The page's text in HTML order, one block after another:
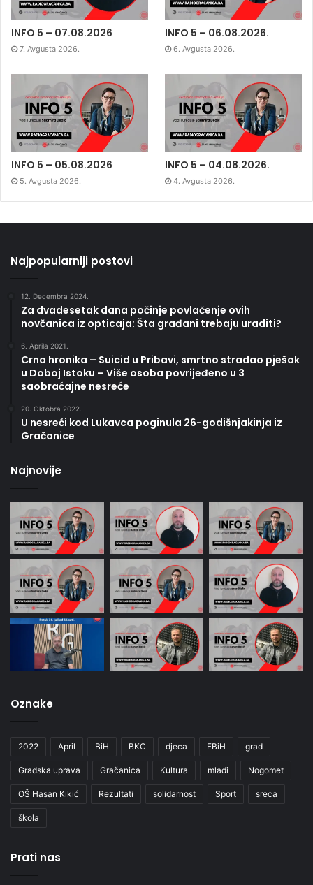
INFO 5 – 07.08.2026
7. Avgusta 2026.
INFO 5 – 06.08.2026.
6. Avgusta 2026.
INFO 5 – 05.08.2026
5. Avgusta 2026.
INFO 5 – 04.08.2026.
4. Avgusta 2026.
Najpopularniji postovi
12. Decembra 2024.
Za dvadesetak dana počinje povlačenje ovih
novčanica iz opticaja: Šta građani trebaju uraditi?
6. Aprila 2021.
Crna hronika – Suicid u Pribavi, smrtno stradao pješak
u Doboj Istoku – Više osoba povrijeđeno u 3
saobraćajne nesreće
20. Oktobra 2022.
U nesreći kod Lukavca poginula 26-godišnjakinja iz
Gračanice
Najnovije
Oznake
2022 April BiH BKC djeca FBiH grad
Gradska uprava Gračanica Kultura mladi Nogomet
OŠ Hasan Kikić Rezultati solidarnost Sport sreca
škola
Prati nas